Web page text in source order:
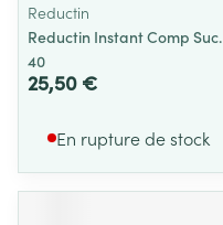
Reductin
Reductin Instant Comp Suc.
40
25,50 €
En rupture de stock